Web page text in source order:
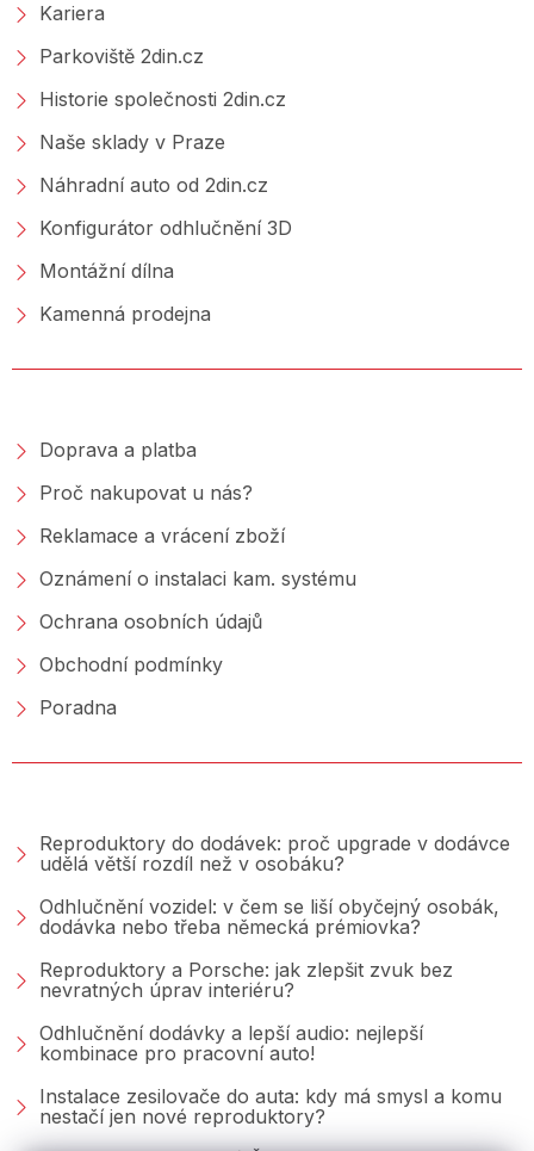
Kariera
Parkoviště 2din.cz
Historie společnosti 2din.cz
Naše sklady v Praze
Náhradní auto od 2din.cz
Konfigurátor odhlučnění 3D
Montážní dílna
Kamenná prodejna
Doprava a platba
Proč nakupovat u nás?
Reklamace a vrácení zboží
Oznámení o instalaci kam. systému
Ochrana osobních údajů
Obchodní podmínky
Poradna
Reproduktory do dodávek: proč upgrade v dodávce
udělá větší rozdíl než v osobáku?
Odhlučnění vozidel: v čem se liší obyčejný osobák,
dodávka nebo třeba německá prémiovka?
Reproduktory a Porsche: jak zlepšit zvuk bez
nevratných úprav interiéru?
Odhlučnění dodávky a lepší audio: nejlepší
kombinace pro pracovní auto!
Instalace zesilovače do auta: kdy má smysl a komu
nestačí jen nové reproduktory?